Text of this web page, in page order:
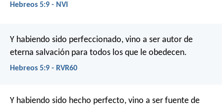
Hebreos 5:9 - NVI
Y habiendo sido perfeccionado, vino a ser autor de
eterna salvación para todos los que le obedecen.
Hebreos 5:9 - RVR60
Y habiendo sido hecho perfecto, vino a ser fuente de